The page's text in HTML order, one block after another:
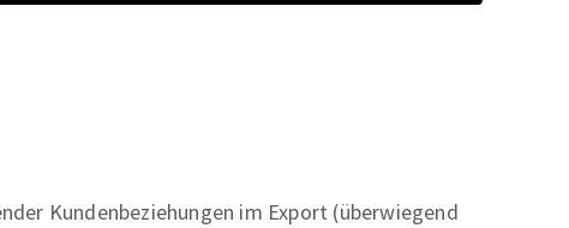
Kundenbeziehungen im Export (überwiegend